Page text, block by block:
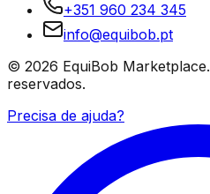
+351 960 234 345
info@equibob.pt
© 2026 EquiBob Marketplace.
reservados.
Precisa de ajuda?